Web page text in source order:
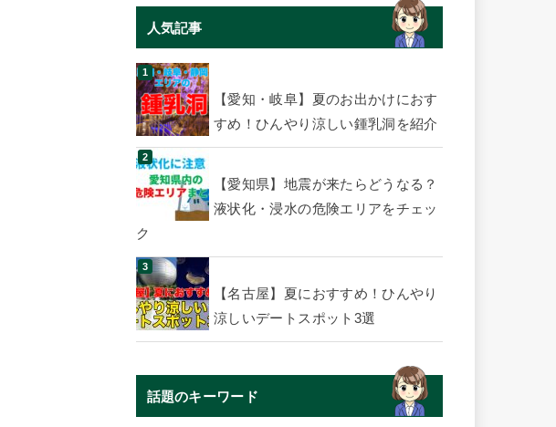
人気記事
【愛知・岐阜】夏のお出かけにおす
すめ！ひんやり涼しい鍾乳洞を紹介
【愛知県】地震が来たらどうなる？
液状化・浸水の危険エリアをチェッ
ク
【名古屋】夏におすすめ！ひんやり
涼しいデートスポット3選
話題のキーワード